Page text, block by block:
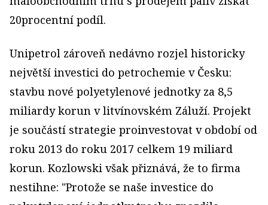
20procentní podíl.
Unipetrol zároveň nedávno rozjel historicky
největší investici do petrochemie v Česku:
stavbu nové polyetylenové jednotky za 8,5
miliardy korun v litvínovském Záluží. Projekt
je součástí strategie proinvestovat v období od
roku 2013 do roku 2017 celkem 19 miliard
korun. Kozlowski však přiznává, že to firma
nestihne: "Protože se naše investice do